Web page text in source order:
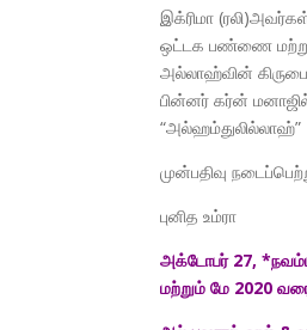
இக்ரிமா
ஒட்டக பண்ணை
அல்லாஹ்வின்
பின்னர் கர்ன்
“அல்ஹம்துலில்லாஹ்”
முன்பதிவு
புனித உம்ரா
அக்டோபர் 27,
மற்றும் மே 2020